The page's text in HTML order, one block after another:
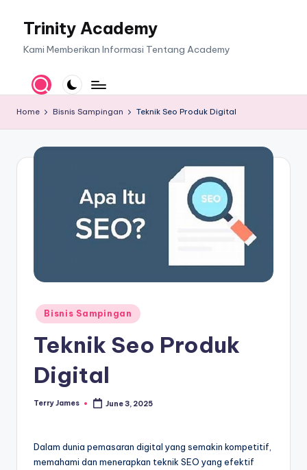
Trinity Academy
Kami Memberikan Informasi Tentang Academy
Home Bisnis Sampingan Teknik Seo Produk Digital
Posted
in
Bisnis Sampingan
Teknik Seo Produk
Digital
Posted
Terry James June 3, 2025
Dalam dunia pemasaran digital yang semakin kompetitif,
memahami dan menerapkan teknik SEO yang efektif